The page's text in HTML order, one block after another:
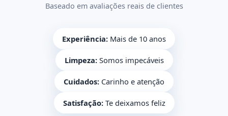
Baseado em avaliações reais de clientes
Experiência: Mais de 10 anos
Limpeza:Somos impecáveis
Cuidados: Carinho e atenção
Satisfação:Te deixamos feliz